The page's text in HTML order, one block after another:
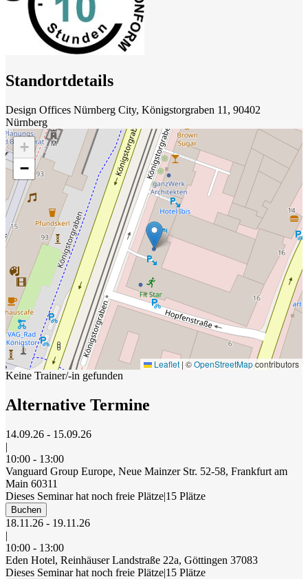
Standortdetails
Design Offices Nürnberg City, Königstorgraben 11, 90402
Nürnberg
+
−
Leaflet | ©OpenStreetMapcontributors
Keine Trainer/-in gefunden
Alternative Termine
14.09.26 - 15.09.26
|
10:00 - 13:00
Vanguard Group Europe, Neue Mainzer Str. 52-58, Frankfurt am
Main 60311
Dieses Seminar hat noch freie Plätze|15 Plätze
Buchen
18.11.26 - 19.11.26
|
10:00 - 13:00
Eden Hotel, Reinhäuser Landstraße 22a, Göttingen 37083
Dieses Seminar hat noch freie Plätze|15 Plätze